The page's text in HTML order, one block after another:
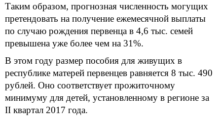
Таким образом, прогнозная численность могущих
претендовать на получение ежемесячной выплаты
по случаю рождения первенца в 4,6 тыс. семей
превышена уже более чем на 31%.
В этом году размер пособия для живущих в
республике матерей первенцев равняется 8 тыс. 490
рублей. Оно соответствует прожиточному
минимуму для детей, установленному в регионе за
II квартал 2017 года.